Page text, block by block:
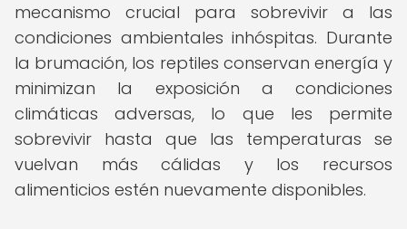
mecanismo crucial para sobrevivir a las
condiciones ambientales inhóspitas. Durante
la brumación, los reptiles conservan energía y
minimizan la exposición a condiciones
climáticas adversas, lo que les permite
sobrevivir hasta que las temperaturas se
vuelvan más cálidas y los recursos
alimenticios estén nuevamente disponibles.